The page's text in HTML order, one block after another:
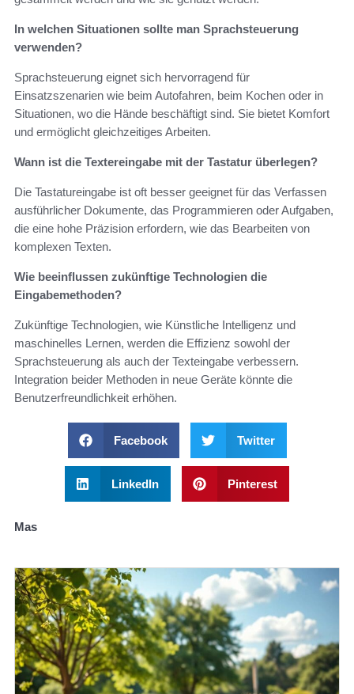
In welchen Situationen sollte man Sprachsteuerung
verwenden?
Sprachsteuerung eignet sich hervorragend für
Einsatzszenarien wie beim Autofahren, beim Kochen oder in
Situationen, wo die Hände beschäftigt sind. Sie bietet Komfort
und ermöglicht gleichzeitiges Arbeiten.
Wann ist die Textereingabe mit der Tastatur überlegen?
Die Tastatureingabe ist oft besser geeignet für das Verfassen
ausführlicher Dokumente, das Programmieren oder Aufgaben,
die eine hohe Präzision erfordern, wie das Bearbeiten von
komplexen Texten.
Wie beeinflussen zukünftige Technologien die
Eingabemethoden?
Zukünftige Technologien, wie Künstliche Intelligenz und
maschinelles Lernen, werden die Effizienz sowohl der
Sprachsteuerung als auch der Texteingabe verbessern.
Integration beider Methoden in neue Geräte könnte die
Benutzerfreundlichkeit erhöhen.
Facebook Twitter
LinkedIn Pinterest
Mas